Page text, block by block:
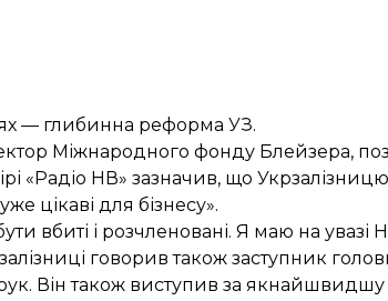
— глибинна реформа УЗ.
Міжнародного фонду Блейзера,
«Радіо НВ» зазначив, що
цікаві для бізнесу».
вбиті і розчленовані. Я маю на
говорив також заступник
Він також виступив за якнайшвидшу